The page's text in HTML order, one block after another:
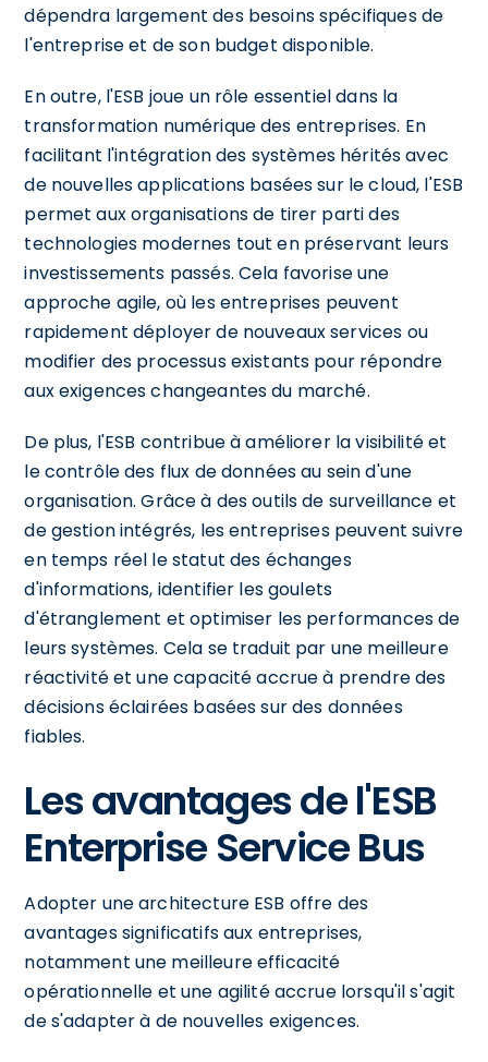
dépendra largement des besoins spécifiques de
l'entreprise et de son budget disponible.
En outre, l'ESB joue un rôle essentiel dans la
transformation numérique des entreprises. En
facilitant l'intégration des systèmes hérités avec
de nouvelles applications basées sur le cloud, l'ESB
permet aux organisations de tirer parti des
technologies modernes tout en préservant leurs
investissements passés. Cela favorise une
approche agile, où les entreprises peuvent
rapidement déployer de nouveaux services ou
modifier des processus existants pour répondre
aux exigences changeantes du marché.
De plus, l'ESB contribue à améliorer la visibilité et
le contrôle des flux de données au sein d'une
organisation. Grâce à des outils de surveillance et
de gestion intégrés, les entreprises peuvent suivre
en temps réel le statut des échanges
d'informations, identifier les goulets
d'étranglement et optimiser les performances de
leurs systèmes. Cela se traduit par une meilleure
réactivité et une capacité accrue à prendre des
décisions éclairées basées sur des données
fiables.
Les avantages de l'ESB
Enterprise Service Bus
Adopter une architecture ESB offre des
avantages significatifs aux entreprises,
notamment une meilleure efficacité
opérationnelle et une agilité accrue lorsqu'il s'agit
de s'adapter à de nouvelles exigences.